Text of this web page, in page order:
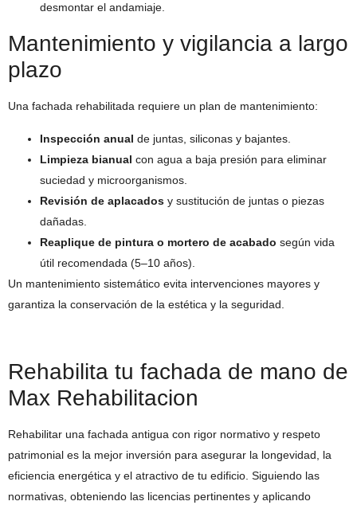
desmontar el andamiaje.
Mantenimiento y vigilancia a largo
plazo
Una fachada rehabilitada requiere un plan de mantenimiento:
Inspección anual de juntas, siliconas y bajantes.
Limpieza bianual con agua a baja presión para eliminar
suciedad y microorganismos.
Revisión de aplacados y sustitución de juntas o piezas
dañadas.
Reaplique de pintura o mortero de acabado según vida
útil recomendada (5–10 años).
Un mantenimiento sistemático evita intervenciones mayores y
garantiza la conservación de la estética y la seguridad.
Rehabilita tu fachada de mano de
Max Rehabilitacion
Rehabilitar una fachada antigua con rigor normativo y respeto
patrimonial es la mejor inversión para asegurar la longevidad, la
eficiencia energética y el atractivo de tu edificio. Siguiendo las
normativas, obteniendo las licencias pertinentes y aplicando